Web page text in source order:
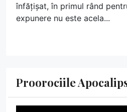
înfățișat, în primul rând
expunere nu este acela...
Proorociile